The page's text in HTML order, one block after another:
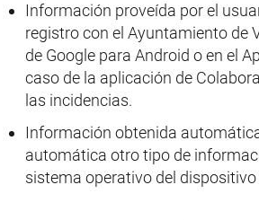
Información proveída por el
registro con el Ayuntamiento de
de Google para Android o en el
caso de la aplicación de
las incidencias.
Información obtenida
automática otro tipo de
sistema operativo del